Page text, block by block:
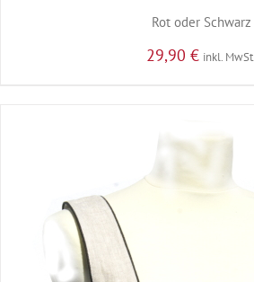
Rot oder Schwarz
29,90 € inkl. MwSt.